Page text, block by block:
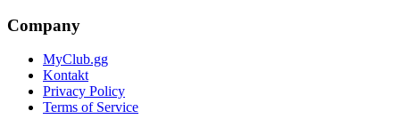
Company
MyClub.gg
Kontakt
Privacy Policy
Terms of Service